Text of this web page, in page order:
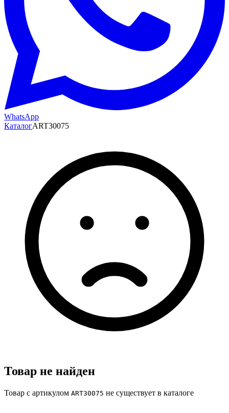
WhatsApp
КаталогART30075
Товар не найден
Товар с артикулом ART30075 не существует в каталоге